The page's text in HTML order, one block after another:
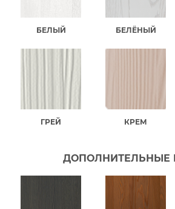
БЕЛЫЙ БЕЛЁНЫЙ
ГРЕЙ КРЕМ
ДОПОЛНИТЕЛЬНЫЕ